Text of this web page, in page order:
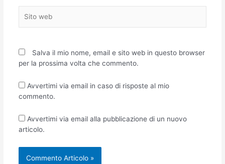
web
Salva il mio nome, email e sito web in questo browser
per la prossima volta che commento.
Avvertimi via email in caso di risposte al mio
commento.
Avvertimi via email alla pubblicazione di un nuovo
articolo.